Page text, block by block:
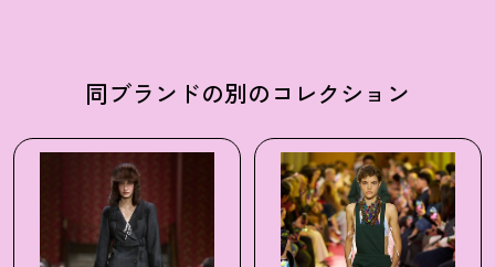
同ブランドの別のコレクション